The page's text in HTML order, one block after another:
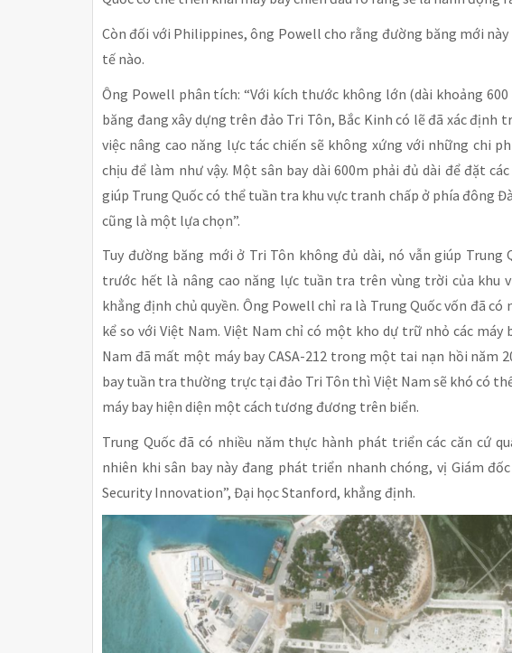
Còn đối với Philippines, ông Powell cho rằng đường băng mới
tế nào.
Ông Powell phân tích: “Với kích thước không lớn (dài khoảng
băng đang xây dựng trên đảo Tri Tôn, Bắc Kinh có lẽ đã xác
việc nâng cao năng lực tác chiến sẽ không xứng với những chi
chịu để làm như vậy. Một sân bay dài 600m phải đủ dài để đặt
giúp Trung Quốc có thể tuần tra khu vực tranh chấp ở phía đông
cũng là một lựa chọn”.
Tuy đường băng mới ở Tri Tôn không đủ dài, nó vẫn giúp Trung
trước hết là nâng cao năng lực tuần tra trên vùng trời của khu
khẳng định chủ quyền. Ông Powell chỉ ra là Trung Quốc vốn đã
kể so với Việt Nam. Việt Nam chỉ có một kho dự trữ nhỏ các máy
Nam đã mất một máy bay CASA-212 trong một tai nạn hồi năm
bay tuần tra thường trực tại đảo Tri Tôn thì Việt Nam sẽ khó có
máy bay hiện diện một cách tương đương trên biển.
Trung Quốc đã có nhiều năm thực hành phát triển các căn cứ
nhiên khi sân bay này đang phát triển nhanh chóng, vị Giám
Security Innovation”, Đại học Stanford, khẳng định.